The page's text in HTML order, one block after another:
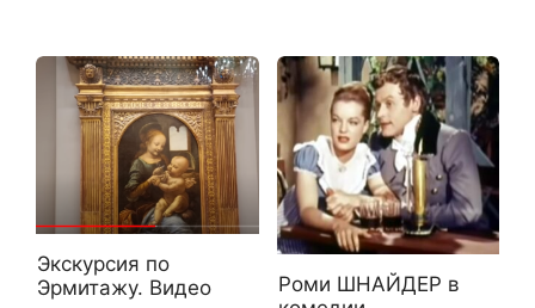
Экскурсия по
Эрмитажу. Видео
Роми ШНАЙДЕР в